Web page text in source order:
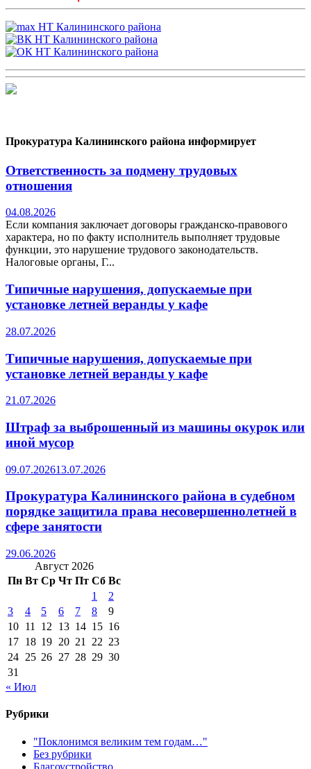
Прокуратура Калининского района информирует
Ответственность за подмену трудовых
отношения
04.08.2026
Если компания заключает договоры гражданско-правового
характера, но по факту исполнитель выполняет трудовые
функции, это нарушение трудового законодательств.
Налоговые органы, Г...
Типичные нарушения, допускаемые при
установке летней веранды у кафе
28.07.2026
Типичные нарушения, допускаемые при
установке летней веранды у кафе
21.07.2026
Штраф за выброшенный из машины окурок или
иной мусор
09.07.202613.07.2026
Прокуратура Калининского района в судебном
порядке защитила права несовершеннолетней в
сфере занятости
29.06.2026
Август 2026
Пн Вт Ср Чт Пт Сб Вс
1
2
3
4 5 6 7 8
9
10 11 12 13 14 15 16
17 18 19 20 21 22 23
24 25 26 27 28 29 30
31
« Июл
Рубрики
"Поклонимся великим тем годам…"
Без рубрики
Благоустройство